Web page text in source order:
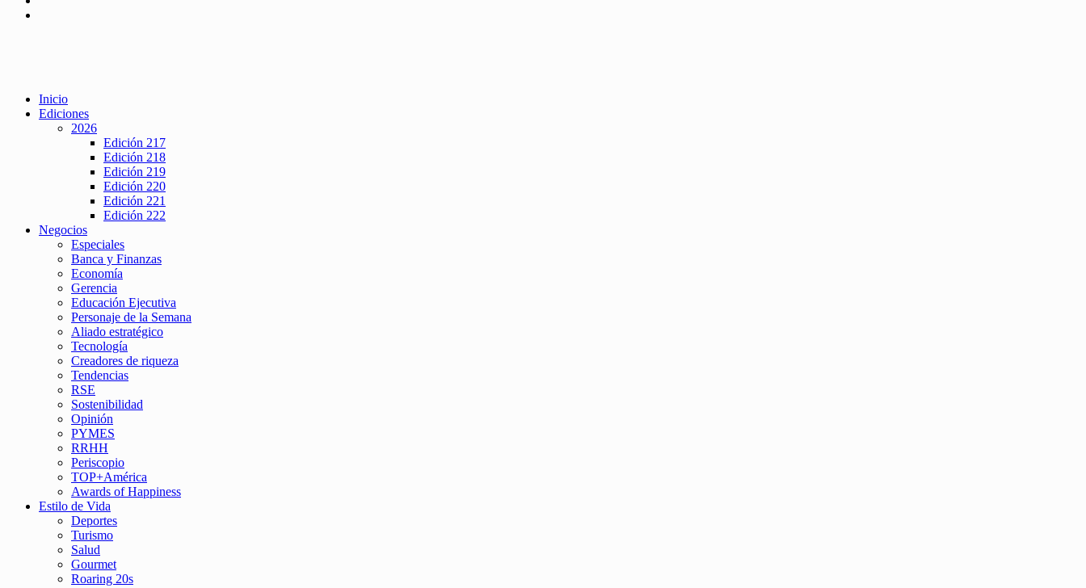
Inicio
Ediciones
2026
Edición 217
Edición 218
Edición 219
Edición 220
Edición 221
Edición 222
Negocios
Especiales
Banca y Finanzas
Economía
Gerencia
Educación Ejecutiva
Personaje de la Semana
Aliado estratégico
Tecnología
Creadores de riqueza
Tendencias
RSE
Sostenibilidad
Opinión
PYMES
RRHH
Periscopio
TOP+América
Awards of Happiness
Estilo de Vida
Deportes
Turismo
Salud
Gourmet
Roaring 20s